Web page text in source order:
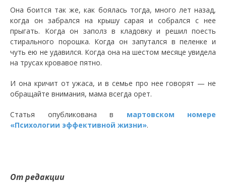
Она боится так же, как боялась тогда, много лет назад,
когда он забрался на крышу сарая и собрался с нее
прыгать. Когда он заполз в кладовку и решил поесть
стирального порошка. Когда он запутался в пеленке и
чуть ею не удавился. Когда она на шестом месяце увидела
на трусах кровавое пятно.
И она кричит от ужаса, и в семье про нее говорят — не
обращайте внимания, мама всегда орет.
Статья опубликована в мартовском номере
«Психологии эффективной жизни».
От редакции